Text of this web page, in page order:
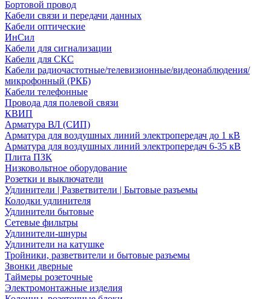
Бортовой провод
Кабели связи и передачи данных
Кабели оптические
ИнСил
Кабели для сигнализации
Кабели для СКС
Кабели радиочастотные/телевизионные/видеонаблюдения/
микрофонный (РКБ)
Кабели телефонные
Провода для полевой связи
КВИП
Арматура ВЛ (СИП)
Арматура для воздушных линий электропередач до 1 кВ
Арматура для воздушных линий электропередач 6-35 кВ
Плита ПЗК
Низковольтное оборудование
Розетки и выключатели
Удлинители | Разветвители | Бытовые разъемы
Колодки удлинителя
Удлинители бытовые
Сетевые фильтры
Удлинители-шнуры
Удлинители на катушке
Тройники, разветвители и бытовые разъемы
Звонки дверные
Таймеры розеточные
Электромонтажные изделия